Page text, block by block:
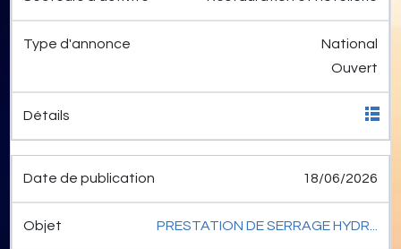
National
Ouvert
18/06/2026
PRESTATION DE SERRAGE HYDR...